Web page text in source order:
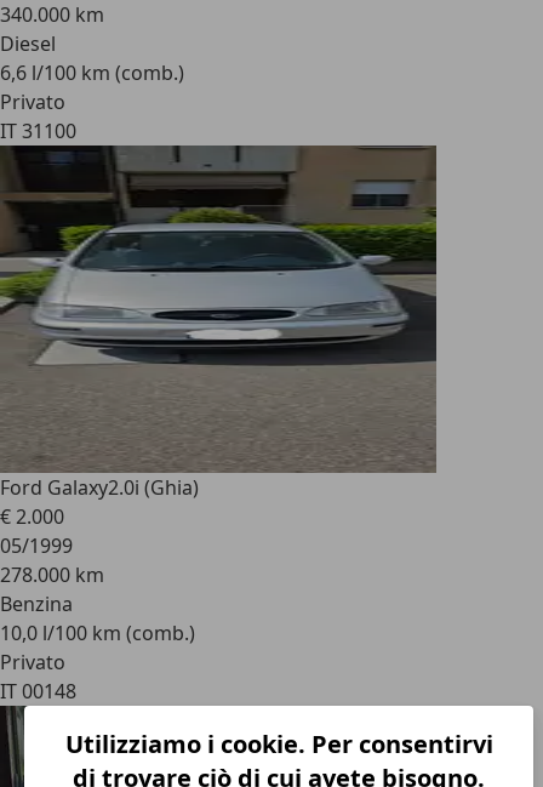
Utilizziamo i cookie. Per consentirvi
di trovare ciò di cui avete bisogno.
340.000 km
Diesel
6,6 l/100 km (comb.)
Privato
IT 31100
Ford Galaxy2.0i (Ghia)
€ 2.000
05/1999
278.000 km
Benzina
10,0 l/100 km (comb.)
Privato
IT 00148